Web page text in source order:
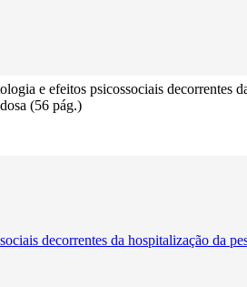
e efeitos psicossociais decorrentes
(56 pág.)
decorrentes da hospitalização da